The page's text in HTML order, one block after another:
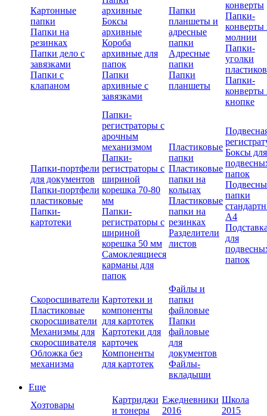
Картонные
папки
Папки на
резинках
Папки дело с
завязками
Папки с
клапаном
архивные
Боксы
архивные
Короба
архивные для
папок
Папки
архивные с
завязками
Папки
планшеты и
адресные
папки
Адресные
папки
Папки
планшеты
конверты
Папки-
конверты
молнии
Папки-
уголки
Папки-
конверты
кнопке
Папки-портфели
для документов
Папки-портфели
пластиковые
Папки-
картотеки
Папки-
регистраторы с
арочным
механизмом
Папки-
регистраторы с
шириной
корешка 70-80
мм
Папки-
регистраторы с
шириной
корешка 50 мм
Самоклеящиеся
карманы для
папок
Пластиковые
папки
Пластиковые
папки на
кольцах
Пластиковые
папки на
резинках
Разделители
листов
Боксы для
папок
папки
А4
для
папок
Скоросшиватели
Пластиковые
скоросшиватели
Механизмы для
скоросшивателя
Обложка без
механизма
Картотеки и
компоненты
для картотек
Картотеки для
карточек
Компоненты
для картотек
Файлы и
папки
файловые
Папки
файловые
для
документов
Файлы-
вкладыши
Еще
Хозтовары
Картриджи
и тонеры
Ежедневники
2016
Школа
2015